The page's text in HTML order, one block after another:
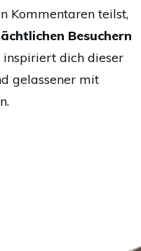
Kommentaren teilst,
Besuchern
dich dieser
gelassener mit